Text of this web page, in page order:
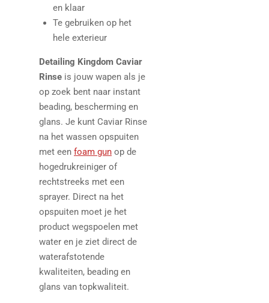
en klaar
Te gebruiken op het
hele exterieur
Detailing Kingdom Caviar
Rinse is jouw wapen als je
op zoek bent naar instant
beading, bescherming en
glans. Je kunt Caviar Rinse
na het wassen opspuiten
met een foam gun op de
hogedrukreiniger of
rechtstreeks met een
sprayer. Direct na het
opspuiten moet je het
product wegspoelen met
water en je ziet direct de
waterafstotende
kwaliteiten, beading en
glans van topkwaliteit.